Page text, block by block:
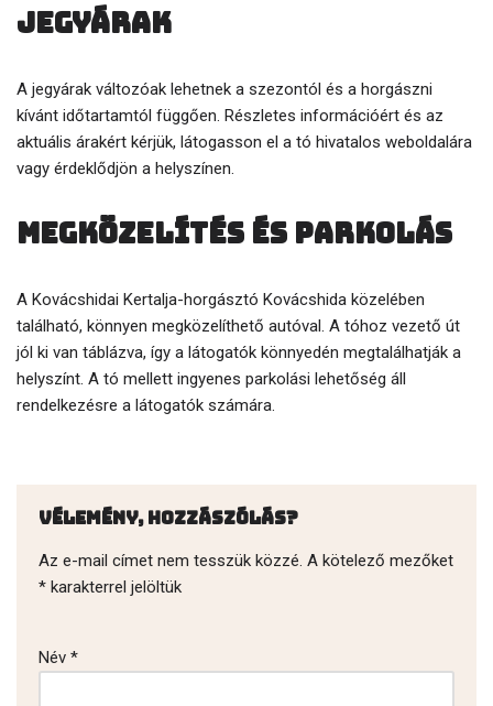
Jegyárak
A jegyárak változóak lehetnek a szezontól és a horgászni
kívánt időtartamtól függően. Részletes információért és az
aktuális árakért kérjük, látogasson el a tó hivatalos weboldalára
vagy érdeklődjön a helyszínen.
Megközelítés és parkolás
A Kovácshidai Kertalja-horgásztó Kovácshida közelében
található, könnyen megközelíthető autóval. A tóhoz vezető út
jól ki van táblázva, így a látogatók könnyedén megtalálhatják a
helyszínt. A tó mellett ingyenes parkolási lehetőség áll
rendelkezésre a látogatók számára.
Vélemény, hozzászólás?
Az e-mail címet nem tesszük közzé. A kötelező mezőket
* karakterrel jelöltük
Név *